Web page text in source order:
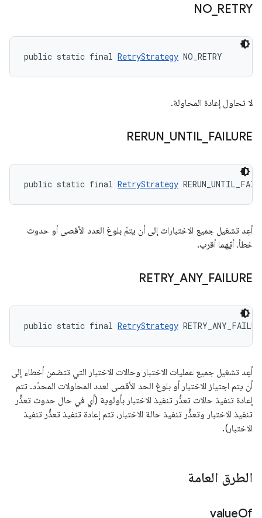
NO_ RETRY
public static final RetryStrategy NO_RETRY
لا تحاول إعادة المحاولة.
RERUN UNTIL FAILURE
public static final RetryStrategy
أعِد تشغيل جميع الاختبارات إلى أن يتمّ بلوغ العدد الأقصى أو حدوث
خطأ، أيّهما أقرب.
RETRY_ ANY_ FAILURE
public static final RetryStrategy
أعِد تشغيل جميع عمليات الاختبار وحالات الاختبار التي تتضمن أخطاء إلى
أن يتم اجتياز الاختبار أو بلوغ الحد الأقصى لعدد المحاولات المحدّد. تتم
إعادة تنفيذ حالات تعذُّر تنفيذ الاختبار بأولوية (أي في حال حدوث تعذُّر
تنفيذ الاختبار وتعذُّر تنفيذ حالة الاختبار، تتم إعادة تنفيذ تعذُّر تنفيذ
الاختبار).
الطرق العامة
valueOf